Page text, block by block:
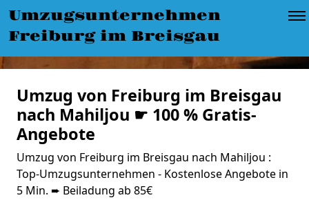
Umzugsunternehmen
Freiburg im Breisgau
Umzug von Freiburg im Breisgau
nach Mahiljou ☛ 100 % Gratis-
Angebote
Umzug von Freiburg im Breisgau nach Mahiljou :
Top-Umzugsunternehmen - Kostenlose Angebote in
5 Min. ➨ Beiladung ab 85€